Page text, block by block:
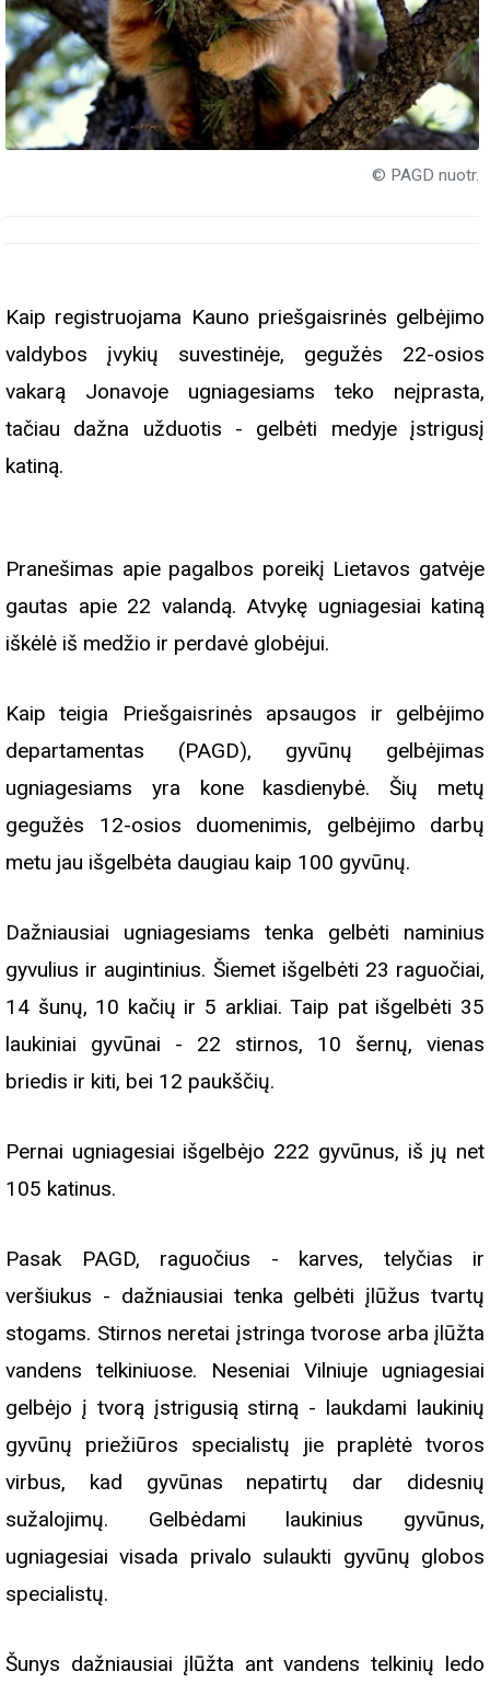
© PAGD nuotr.
Kaip registruojama Kauno priešgaisrinės gelbėjimo
valdybos įvykių suvestinėje, gegužės 22-osios
vakarą Jonavoje ugniagesiams teko neįprasta,
tačiau dažna užduotis - gelbėti medyje įstrigusį
katiną.
Pranešimas apie pagalbos poreikį Lietavos gatvėje
gautas apie 22 valandą. Atvykę ugniagesiai katiną
iškėlė iš medžio ir perdavė globėjui.
Kaip teigia Priešgaisrinės apsaugos ir gelbėjimo
departamentas (PAGD), gyvūnų gelbėjimas
ugniagesiams yra kone kasdienybė. Šių metų
gegužės 12-osios duomenimis, gelbėjimo darbų
metu jau išgelbėta daugiau kaip 100 gyvūnų.
Dažniausiai ugniagesiams tenka gelbėti naminius
gyvulius ir augintinius. Šiemet išgelbėti 23 raguočiai,
14 šunų, 10 kačių ir 5 arkliai. Taip pat išgelbėti 35
laukiniai gyvūnai - 22 stirnos, 10 šernų, vienas
briedis ir kiti, bei 12 paukščių.
Pernai ugniagesiai išgelbėjo 222 gyvūnus, iš jų net
105 katinus.
Pasak PAGD, raguočius - karves, telyčias ir
veršiukus - dažniausiai tenka gelbėti įlūžus tvartų
stogams. Stirnos neretai įstringa tvorose arba įlūžta
vandens telkiniuose. Neseniai Vilniuje ugniagesiai
gelbėjo į tvorą įstrigusią stirną - laukdami laukinių
gyvūnų priežiūros specialistų jie praplėtė tvoros
virbus, kad gyvūnas nepatirtų dar didesnių
sužalojimų. Gelbėdami laukinius gyvūnus,
ugniagesiai visada privalo sulaukti gyvūnų globos
specialistų.
Šunys dažniausiai įlūžta ant vandens telkinių ledo